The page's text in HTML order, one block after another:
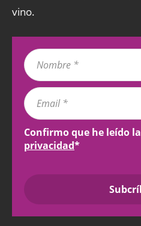
vino.
Confirmo que he leído la
privacidad*